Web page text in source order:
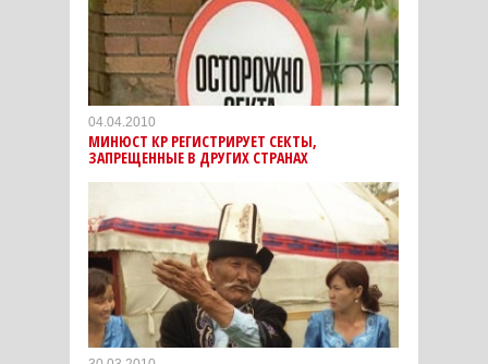
04.04.2010
МИНЮСТ КР РЕГИСТРИРУЕТ СЕКТЫ,
ЗАПРЕЩЕННЫЕ В ДРУГИХ СТРАНАХ